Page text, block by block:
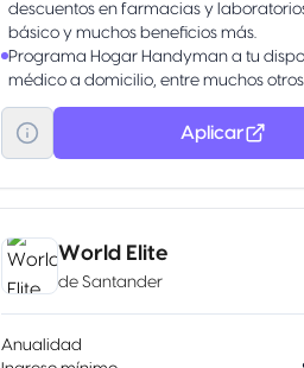
descuentos en farmacias y
básico y muchos beneficios más.
Programa Hogar Handyman a tu
médico a domicilio, entre muchos
Programa Mascota Asistencia
mascota, checkup, descuentos y
Programa Viajes Traslados médicos por
eventos, tours por la ciudad y hasta
cashback.
Aplicar
World Elite
de Santander
Anualidad